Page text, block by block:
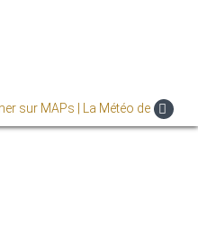
sur MAPs |
La Météo de